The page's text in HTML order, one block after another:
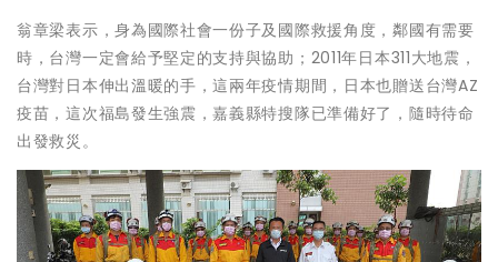
翁章梁表示，身為國際社會一份子及國際救援角度，鄰國有需要
時，台灣一定會給予堅定的支持與協助；2011年日本311大地震，
台灣對日本伸出溫暖的手，這兩年疫情期間，日本也贈送台灣AZ
疫苗，這次福島發生強震，嘉義縣特搜隊已準備好了，隨時待命
出發救災。